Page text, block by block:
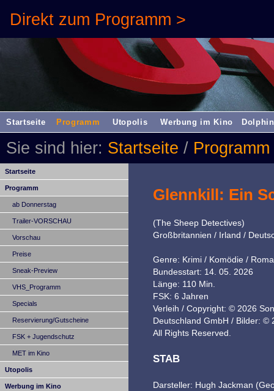
Direkt zum Programm >
Startseite Programm Utopolis Werbung im Kino
Sie sind hier: Startseite / Programm
Startseite
Programm
ab Donnerstag
Trailer-VORSCHAU
Vorschau
Preise
Sneak-Preview
VHS_Programm
Specials
Reservierung/Gutscheine
FSK + Jugendschutz
MET im Kino
Utopolis
Werbung im Kino
Glennkill: Ein
(The Sheep Detectives)
Großbritannien / Irland /
Genre: Krimi / Komödie /
Bundesstart: 14. 05. 2026
Länge: 110 Min.
FSK: 6 Jahren
Verleih / Copyright: © 2026
Deutschland GmbH / Bilder: ©
All Rights Reserved.
STAB
Darsteller: Hugh Jackman